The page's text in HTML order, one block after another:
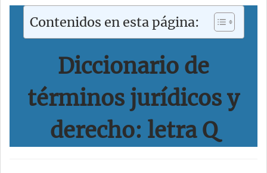
Contenidos en esta página:
Diccionario de
términos jurídicos y
derecho: letra Q